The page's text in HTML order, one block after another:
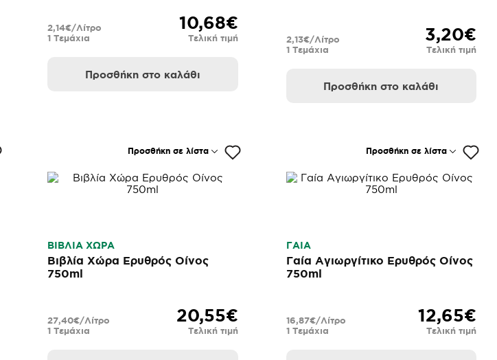
10,68€
Τελική τιμή
1 Τεμάχια
2,14€/Λίτρο
Προσθήκη στο καλάθι
3,20€
Τελική τιμή
1 Τεμάχια
2,13€/Λίτρο
Προσθήκη στο καλάθι
Προσθήκη σε λίστα
ΒΙΒΛΙΑ ΧΩΡΑ
Βιβλία Χώρα Ερυθρός Οίνος
750ml
20,55€
Τελική τιμή
1 Τεμάχια
27,40€/Λίτρο
Προσθήκη σε λίστα
ΓΑΙΑ
Γαία Αγιωργίτικο Ερυθρός Οίνος
750ml
12,65€
Τελική τιμή
1 Τεμάχια
16,87€/Λίτρο